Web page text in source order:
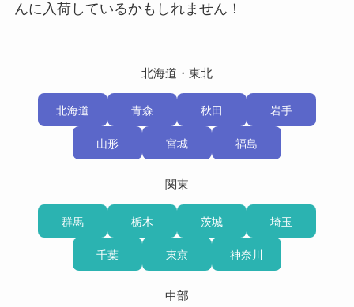
んに入荷しているかもしれません！
北海道・東北
北海道 青森 秋田 岩手
山形 宮城 福島
関東
群馬 栃木 茨城 埼玉
千葉 東京 神奈川
中部